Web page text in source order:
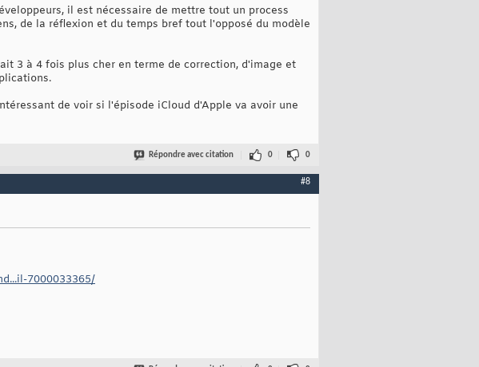
il est nécessaire de mettre tout un process
de la réflexion et du temps bref tout l'opposé du modèle
3 à 4 fois plus cher en terme de correction, d'image et
de voir si l'épisode iCloud d'Apple va avoir une
Répondre avec citation 0 0
#8
7000033365/